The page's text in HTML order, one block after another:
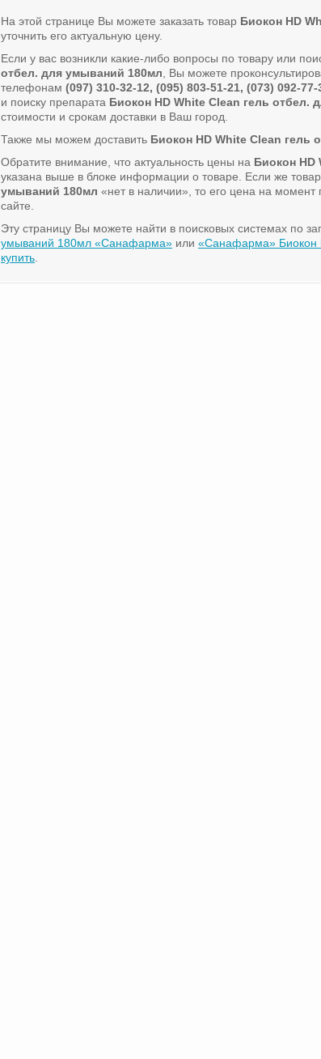
На этой странице Вы можете заказать товар Биокон HD
уточнить его актуальную цену.
Если у вас возникли какие-либо вопросы по товару или
отбел. для умываний 180мл , Вы можете
телефонам (097) 310-32-12, (095) 803-51-21, (073) 092-77-
и поиску препарата Биокон HD White Clean гель отбел.
стоимости и срокам доставки в Ваш город.
Также мы можем доставить Биокон HD White Clean гель
Обратите внимание, что актуальность цены на Биокон HD
указана выше в блоке информации о товаре. Если же
умываний 180мл «нет в наличии», то его цена на
сайте.
Эту страницу Вы можете найти в поисковых системах по
умываний 180мл «Санафарма» или «Санафарма» Биокон
купить